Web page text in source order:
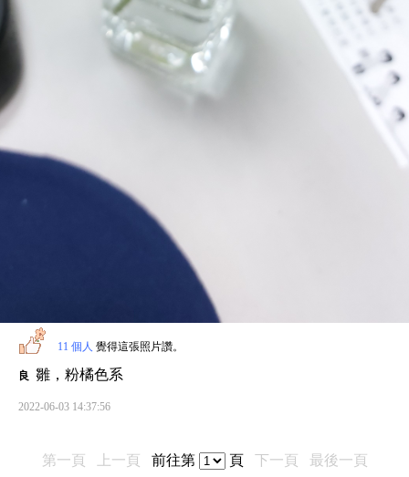
11 個人 覺得這張照片讚。
良 雛，粉橘色系
2022-06-03 14:37:56
第一頁 上一頁 前往第 頁 下一頁 最後一頁